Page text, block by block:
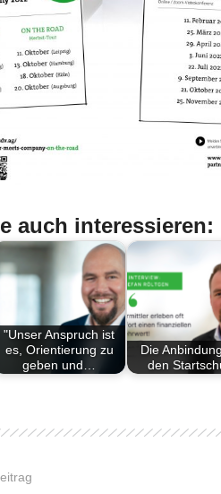
auch interessieren:
"Unser Anspruch ist
es, Orientierung zu
geben und…
Die
den